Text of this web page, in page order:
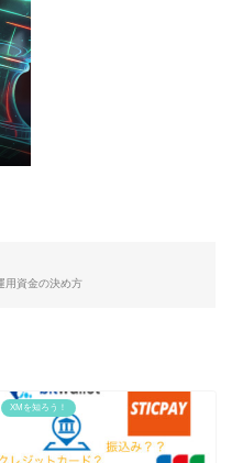
用資金の決め方
XMを知ろう！